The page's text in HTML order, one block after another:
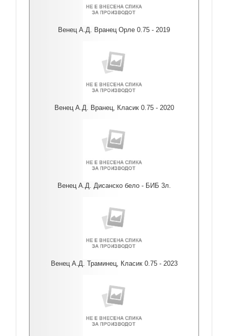
Венец А.Д. Вранец Орле 0.75 - 2019
Венец А.Д. Вранец, Класик 0.75 - 2020
Венец А.Д. Дисанско бело - БИБ 3л.
Венец А.Д. Траминец, Класик 0.75 - 2023